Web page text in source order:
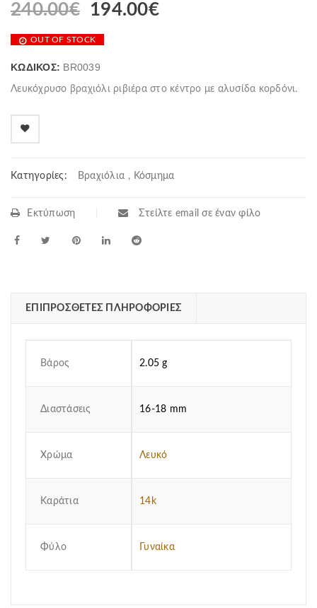
240.00€ 194.00€
OUT OF STOCK
ΚΩΔΙΚΌΣ: BR0039
Λευκόχρυσο βραχιόλι ριβιέρα στο κέντρο με αλυσίδα κορδόνι.
Κατηγορίες: Βραχιόλια , Κόσμημα
Εκτύπωση Στείλτε email σε έναν φίλο
ΕΠΙΠΡΌΣΘΕΤΕΣ ΠΛΗΡΟΦΟΡΊΕΣ
Βάρος 2.05 g
Διαστάσεις 16-18 mm
Χρώμα Λευκό
Καράτια 14k
Φύλο Γυναίκα